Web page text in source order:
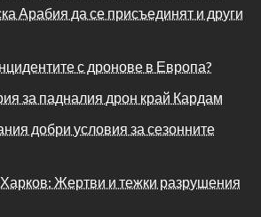
Арабия да се присъединят и други
с дронове в Европа?
за падналия дрон край Кардам
добри условия за сезонните
Жертви и тежки разрушения